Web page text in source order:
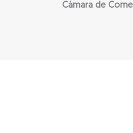
Cámara de